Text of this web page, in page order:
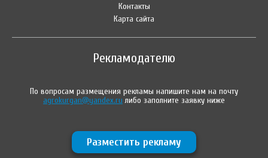
Контакты
Карта сайта
Рекламодателю
По вопросам размещения рекламы напишите нам на почту
agrokurgan@yandex.ru либо заполните заявку ниже
Разместить рекламу